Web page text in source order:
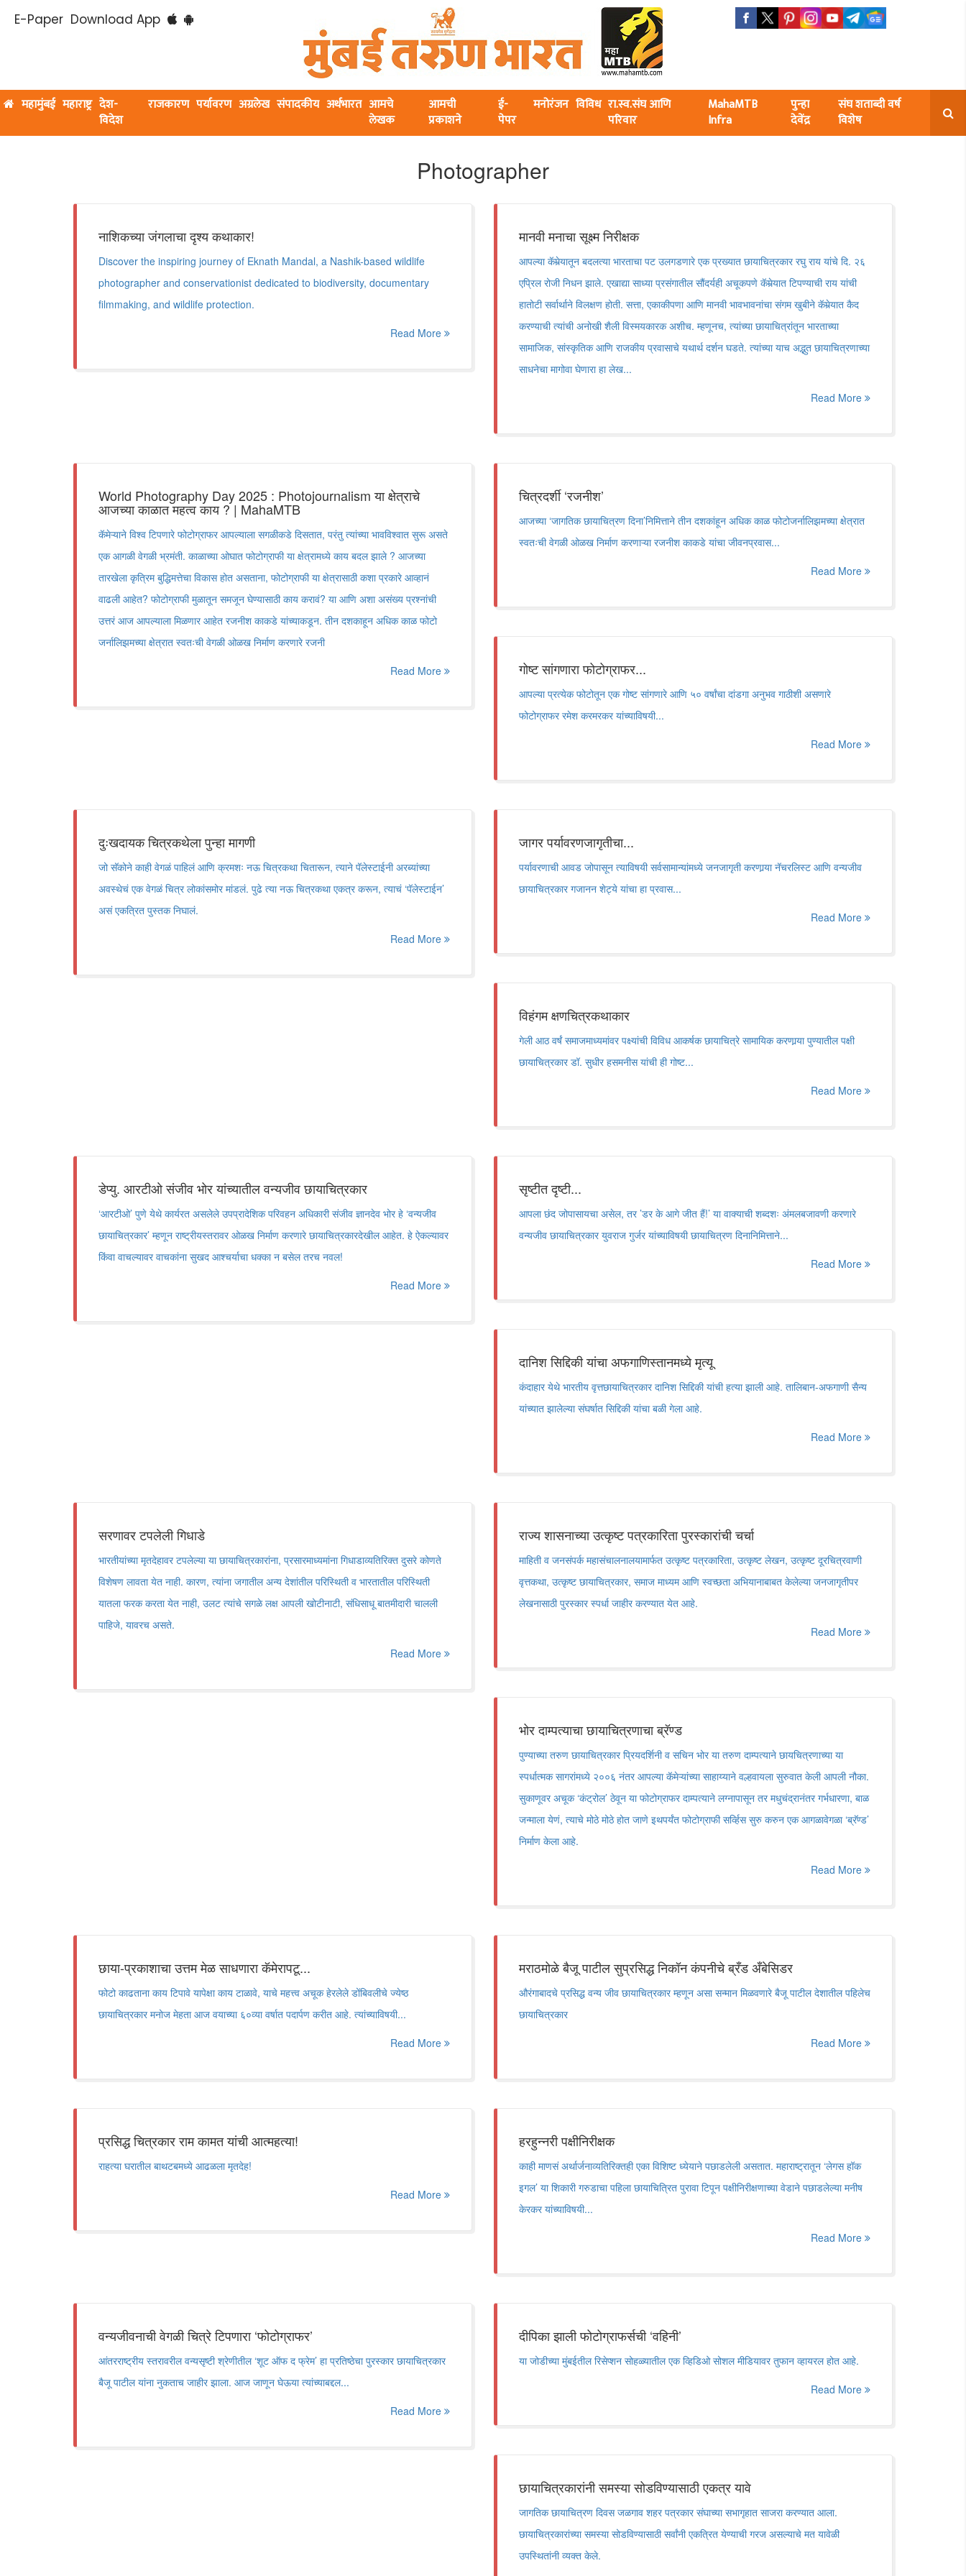
E-Paper Download App
महामुंबई महाराष्ट्र देश-
विदेश
राजकारण पर्यावरण अग्रलेख संपादकीय अर्थभारत आमचे
लेखक
आमची
प्रकाशने
ई-
पेपर
मनोरंजन विविध रा.स्व.संघ आणि
परिवार
MahaMTB
Infra
पुन्हा
देवेंद्र
संघ शताब्दी वर्ष
विशेष
Photographer
नाशिकच्या जंगलाचा दृश्य कथाकार!
Discover the inspiring journey of Eknath Mandal, a Nashik-based wildlife
photographer and conservationist dedicated to biodiversity, documentary
filmmaking, and wildlife protection.
Read More
मानवी मनाचा सूक्ष्म निरीक्षक
आपल्या कॅमेर्‍यातून बदलत्या भारताचा पट उलगडणारे एक प्रख्यात छायाचित्रकार रघु राय यांचे दि. २६
एप्रिल रोजी निधन झाले. एखाद्या साध्या प्रसंगातील सौंदर्यही अचूकपणे कॅमेर्‍यात टिपण्याची राय यांची
हातोटी सर्वार्थाने विलक्षण होती. सत्ता, एकाकीपणा आणि मानवी भावभावनांचा संगम खुबीने कॅमेर्‍यात कैद
करण्याची त्यांची अनोखी शैली विस्मयकारक अशीच. म्हणूनच, त्यांच्या छायाचित्रांतून भारताच्या
सामाजिक, सांस्कृतिक आणि राजकीय प्रवासाचे यथार्थ दर्शन घडते. त्यांच्या याच अद्भुत छायाचित्रणाच्या
साधनेचा मागोवा घेणारा हा लेख...
Read More
World Photography Day 2025 : Photojournalism या क्षेत्राचे
आजच्या काळात महत्व काय ? | MahaMTB
कॅमेऱ्याने विश्व टिपणारे फोटोग्राफर आपल्याला सगळीकडे दिसतात, परंतु त्यांच्या भावविश्वात सुरू असते
एक आगळी वेगळी भ्रमंती. काळाच्या ओघात फोटोग्राफी या क्षेत्रामध्ये काय बदल झाले ? आजच्या
तारखेला कृत्रिम बुद्धिमत्तेचा विकास होत असताना, फोटोग्राफी या क्षेत्रासाठी कशा प्रकारे आव्हानं
वाढली आहेत? फोटोग्राफी मुळातून समजून घेण्यासाठी काय करावं? या आणि अशा असंख्य प्रश्नांची
उत्तरं आज आपल्याला मिळणार आहेत रजनीश काकडे यांच्याकडून. तीन दशकाहून अधिक काळ फोटो
जर्नालिझमच्या क्षेत्रात स्वतःची वेगळी ओळख निर्माण करणारे रजनी
Read More
चित्रदर्शी ‘रजनीश’
आजच्या ‘जागतिक छायाचित्रण दिना’निमित्ताने तीन दशकांहून अधिक काळ फोटोजर्नालिझमच्या क्षेत्रात
स्वतःची वेगळी ओळख निर्माण करणाऱ्या रजनीश काकडे यांचा जीवनप्रवास...
Read More
गोष्ट सांगणारा फोटोग्राफर...
आपल्या प्रत्येक फोटोतून एक गोष्ट सांगणारे आणि ५० वर्षांचा दांडगा अनुभव गाठीशी असणारे
फोटोग्राफर रमेश करमरकर यांच्याविषयी...
Read More
दुःखदायक चित्रकथेला पुन्हा मागणी
जो सॅकोने काही वेगळं पाहिलं आणि क्रमशः नऊ चित्रकथा चितारून, त्याने पॅलेस्टाईनी अरब्यांच्या
अवस्थेचं एक वेगळं चित्र लोकांसमोर मांडलं. पुढे त्या नऊ चित्रकथा एकत्र करून, त्याचं ‘पॅलेस्टाईन’
असं एकत्रित पुस्तक निघालं.
Read More
जागर पर्यावरणजागृतीचा...
पर्यावरणाची आवड जोपासून त्याविषयी सर्वसामान्यांमध्ये जनजागृती करणार्‍या नॅचरलिस्ट आणि वन्यजीव
छायाचित्रकार गजानन शेट्ये यांचा हा प्रवास...
Read More
विहंगम क्षणचित्रकथाकार
गेली आठ वर्षं समाजमाध्यमांवर पक्ष्यांची विविध आकर्षक छायाचित्रे सामायिक करणार्‍या पुण्यातील पक्षी
छायाचित्रकार डॉ. सुधीर हसमनीस यांची ही गोष्ट...
Read More
डेप्यु. आरटीओ संजीव भोर यांच्यातील वन्यजीव छायाचित्रकार
‘आरटीओ’ पुणे येथे कार्यरत असलेले उपप्रादेशिक परिवहन अधिकारी संजीव ज्ञानदेव भोर हे ‘वन्यजीव
छायाचित्रकार’ म्हणून राष्ट्रीयस्तरावर ओळख निर्माण करणारे छायाचित्रकारदेखील आहेत. हे ऐकल्यावर
किंवा वाचल्यावर वाचकांना सुखद आश्चर्याचा धक्का न बसेल तरच नवल!
Read More
सृष्टीत दृष्टी...
आपला छंद जोपासायचा असेल, तर ’डर के आगे जीत हैं!’ या वाक्याची शब्दशः अंमलबजावणी करणारे
वन्यजीव छायाचित्रकार युवराज गुर्जर यांच्याविषयी छायाचित्रण दिनानिमित्ताने...
Read More
दानिश सिद्दिकी यांचा अफगाणिस्तानमध्ये मृत्यू
कंदाहार येथे भारतीय वृत्तछायाचित्रकार दानिश सिद्दिकी यांची हत्या झाली आहे. तालिबान-अफगाणी सैन्य
यांच्यात झालेल्या संघर्षात सिद्दिकी यांचा बळी गेला आहे.
Read More
सरणावर टपलेली गिधाडे
भारतीयांच्या मृतदेहावर टपलेल्या या छायाचित्रकारांना, प्रसारमाध्यमांना गिधाडाव्यतिरिक्त दुसरे कोणते
विशेषण लावता येत नाही. कारण, त्यांना जगातील अन्य देशांतील परिस्थिती व भारतातील परिस्थिती
यातला फरक करता येत नाही, उलट त्यांचे सगळे लक्ष आपली खोटीनाटी, संधिसाधू बातमीदारी चालली
पाहिजे, यावरच असते.
Read More
राज्य शासनाच्या उत्कृष्ट पत्रकारिता पुरस्कारांची चर्चा
माहिती व जनसंपर्क महासंचालनालयामार्फत उत्कृष्ट पत्रकारिता, उत्कृष्ट लेखन, उत्कृष्ट दूरचित्रवाणी
वृत्तकथा, उत्कृष्ट छायाचित्रकार, समाज माध्यम आणि स्वच्छता अभियानाबाबत केलेल्या जनजागृतीपर
लेखनासाठी पुरस्कार स्पर्धा जाहीर करण्यात येत आहे.
Read More
भोर दाम्पत्याचा छायाचित्रणाचा ब्रॅण्ड
पुण्याच्या तरुण छायाचित्रकार प्रियदर्शिनी व सचिन भोर या तरुण दाम्पत्याने छायचित्रणाच्या या
स्पर्धात्मक सागरांमध्ये २००६ नंतर आपल्या कॅमेऱ्यांच्या साहाय्याने वल्हवायला सुरुवात केली आपली नौका.
सुकाणूवर अचूक ‘कंट्रोल’ ठेवून या फोटोग्राफर दाम्पत्याने लग्नापासून तर मधुचंद्रानंतर गर्भधारणा, बाळ
जन्माला येणं, त्याचे मोठे मोठे होत जाणे इथपर्यंत फोटोग्राफी सर्व्हिस सुरु करुन एक आगळावेगळा ‘ब्रॅण्ड’
निर्माण केला आहे.
Read More
छाया-प्रकाशाचा उत्तम मेळ साधणारा कॅमेरापटू...
फोटो काढताना काय टिपावे यापेक्षा काय टाळावे, याचे महत्त्व अचूक हेरलेले डोंबिवलीचे ज्येष्ठ
छायाचित्रकार मनोज मेहता आज वयाच्या ६०व्या वर्षात पदार्पण करीत आहे. त्यांच्याविषयी...
Read More
मराठमोळे बैजू पाटील सुप्रसिद्ध निकॉन कंपनीचे ब्रँड अँबेसिडर
औरंगाबादचे प्रसिद्ध वन्य जीव छायाचित्रकार म्हणून असा सन्मान मिळवणारे बैजू पाटील देशातील पहिलेच
छायाचित्रकार
Read More
प्रसिद्ध चित्रकार राम कामत यांची आत्महत्या!
राहत्या घरातील बाथटबमध्ये आढळला मृतदेह!
Read More
हरहुन्नरी पक्षीनिरीक्षक
काही माणसं अर्थार्जनाव्यतिरिक्तही एका विशिष्ट ध्येयाने पछाडलेली असतात. महाराष्ट्रातून ‘लेगस हॉक
इगल’ या शिकारी गरुडाचा पहिला छायाचित्रित पुरावा टिपून पक्षीनिरीक्षणाच्या वेडाने पछाडलेल्या मनीष
केरकर यांच्याविषयी...
Read More
वन्यजीवनाची वेगळी चित्रे टिपणारा ‘फोटोग्राफर’
आंतरराष्ट्रीय स्तरावरील वन्यसृष्टी श्रेणीतील ‘शूट ऑफ द फ्रेम’ हा प्रतिष्ठेचा पुरस्कार छायाचित्रकार
बैजू पाटील यांना नुकताच जाहीर झाला. आज जाणून घेऊया त्यांच्याबद्दल...
Read More
दीपिका झाली फोटोग्राफर्सची ‘वहिनी’
या जोडीच्या मुंबईतील रिसेप्शन सोहळ्यातील एक व्हिडिओ सोशल मीडियावर तुफान व्हायरल होत आहे.
Read More
छायाचित्रकारांनी समस्या सोडविण्यासाठी एकत्र यावे
जागतिक छायाचित्रण दिवस जळगाव शहर पत्रकार संघाच्या सभागृहात साजरा करण्यात आला.
छायाचित्रकारांच्या समस्या सोडविण्यासाठी सर्वांनी एकत्रित येण्याची गरज असल्याचे मत यावेळी
उपस्थितांनी व्यक्त केले.